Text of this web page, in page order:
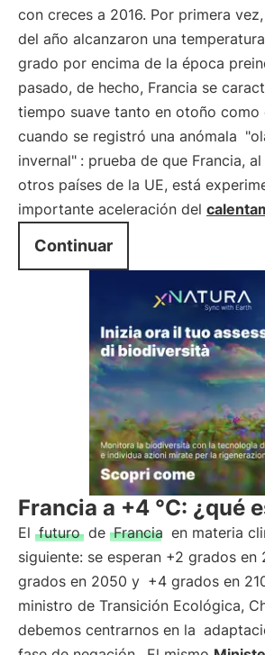
con creces a 2016. Por primera vez,
del año alcanzaron una
grado por encima de la época
pasado, de hecho, Francia se
tiempo suave tanto en otoño como
cuando se registró una anómala
invernal" : prueba de que Francia,
otros países de la UE, está
importante aceleración del
Continuar
Francia a +4 °C: ¿qué
El futuro de Francia en materia
siguiente: se esperan +2 grados en
grados en 2050 y +4 grados en
ministro de Transición Ecológica,
debemos centrarnos en la